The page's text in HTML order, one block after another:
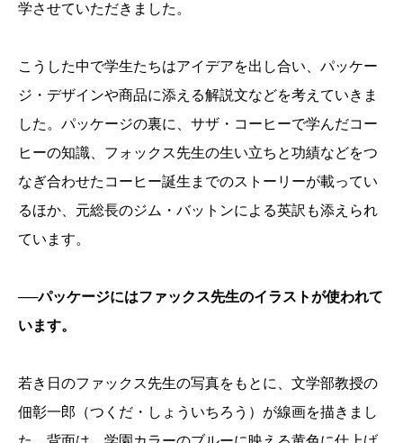
学させていただきました。
こうした中で学生たちはアイデアを出し合い、パッケー
ジ・デザインや商品に添える解説文などを考えていきま
した。パッケージの裏に、サザ・コーヒーで学んだコー
ヒーの知識、フォックス先生の生い立ちと功績などをつ
なぎ合わせたコーヒー誕生までのストーリーが載ってい
るほか、元総長のジム・バットンによる英訳も添えられ
ています。
──パッケージにはファックス先生のイラストが使われて
います。
若き日のファックス先生の写真をもとに、文学部教授の
佃彰一郎（つくだ・しょういちろう）が線画を描きまし